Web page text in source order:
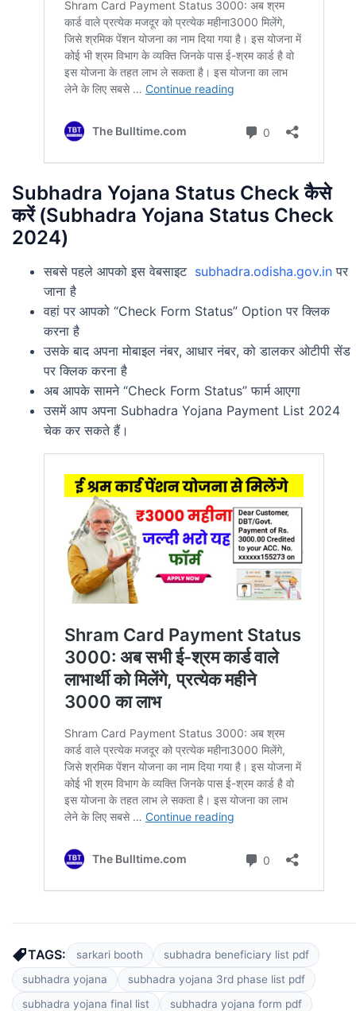
Subhadra Yojana Status Check कैसे
करें (Subhadra Yojana Status Check
2024)
सबसे पहले आपको इस वेबसाइट subhadra.odisha.gov.in पर
जाना है
वहां पर आपको “Check Form Status” Option पर क्लिक
करना है
उसके बाद अपना मोबाइल नंबर, आधार नंबर, को डालकर ओटीपी सेंड
पर क्लिक करना है
अब आपके सामने “Check Form Status” फार्म आएगा
उसमें आप अपना Subhadra Yojana Payment List 2024
चेक कर सकते हैं।
TAGS: sarkari booth
subhadra beneficiary list pdf
subhadra yojana
subhadra yojana 3rd phase list pdf
subhadra yojana final list
subhadra yojana form pdf